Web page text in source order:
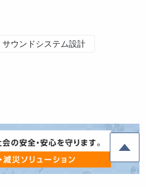
サウンドシステム設計